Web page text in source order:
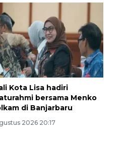
Kota Lisa hadiri
bersama Menko
di Banjarbaru
2026 20:17